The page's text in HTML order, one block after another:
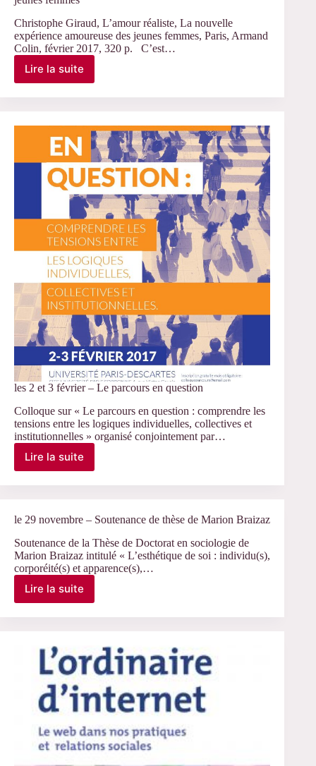
Christophe Giraud, L’amour réaliste, La nouvelle
expérience amoureuse des jeunes femmes, Paris, Armand
Colin, février 2017, 320 p. C’est…
Lire la suite
L’amour
expérience
amoureuse
des
jeunes
femmes
les 2 et 3 février – Le parcours en question
Colloque sur « Le parcours en question : comprendre les
tensions entre les logiques individuelles, collectives et
institutionnelles » organisé conjointement par…
Lire la suite
les
février
Le
parcours
en
question
le 29 novembre – Soutenance de thèse de Marion Braizaz
Soutenance de la Thèse de Doctorat en sociologie de
Marion Braizaz intitulé « L’esthétique de soi : individu(s),
corporéité(s) et apparence(s),…
Lire la suite
le
Soutenance
de
thèse
de
Marion
Braizaz